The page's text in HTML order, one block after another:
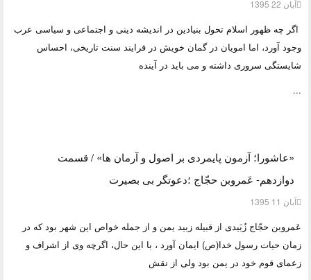
آبان 22 1395
اگر چه ظهور اسلام تحول بنیادین در اندیشه دینی و اجتماعی و سیاسی عرب
وجود آورد، اما امویان در گمان خویش در فرایند سنت تاریخی، احساس
شایستگی سروری داشته و می باید در آینده
...
«عاشورا؛ آزمون پایمردی بر اصول و آرمان ها» / قسمت
دوازدهم- عَمروبن ‌حجّاج ؛دعوتگر بی بصیرت
آبان 11 1395
عَمروبن ‌حجّاج زُبَیدی از قبیله زبید یمن و از جمله خواص این شهر بود که در
زمان حیات رسول خدا(ص) ایمان آورد ، با این حال، اگرچه وی از اشراف و
زعمای قوم خود در یمن بود ولی از نقش